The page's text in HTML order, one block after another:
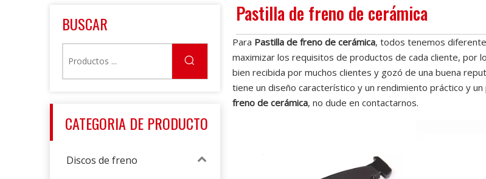
BUSCAR
CATEGORIA DE PRODUCTO
Discos de freno
Pastilla de freno de cerámica
Para Pastilla de freno de cerámica, todos tenemos
maximizar los requisitos de productos de cada cliente, por
bien recibida por muchos clientes y gozó de una buena
tiene un diseño característico y un rendimiento práctico y
freno de cerámica, no dude en contactarnos.